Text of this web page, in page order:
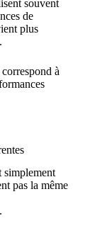
souvent
de
plus
.
correspond à
simplement
pas la même
.